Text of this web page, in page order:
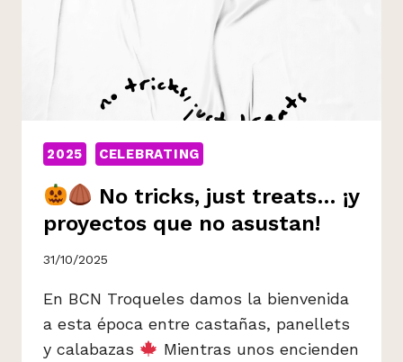
2025 CELEBRATING
No tricks, just treats… ¡y
proyectos que no asustan!
31/10/2025
En BCN Troqueles damos la bienvenida
a esta época entre castañas, panellets
y calabazas
Mientras unos encienden